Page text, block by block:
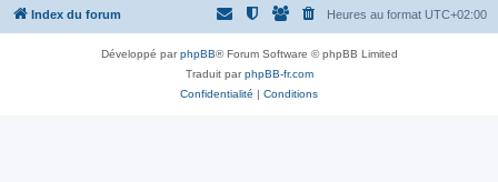
Index du forum Heures au format UTC+02:00
Développé parphpBB® Forum Software © phpBB Limited
Traduit parphpBB-fr.com
Confidentialité | Conditions